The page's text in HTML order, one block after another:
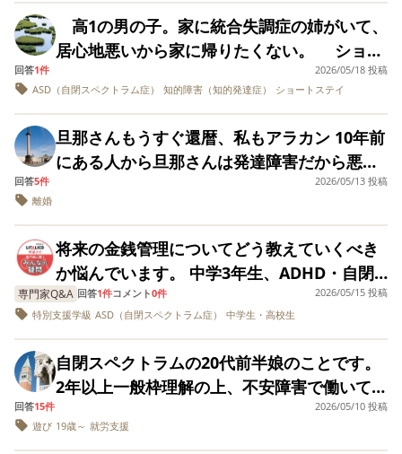
が許せば上記の感じのことを聞けたらと思っ
ていますが、ほかに確認すべきこと等ありま
すでしょうか？
ます。 現在大阪在住ですが、鉄道好きの本人
は、将来大阪鉄道専門学校に行くことが希望
のようで、それまでに高校に通う必要がある
ものの、何か好きな鉄道に絡んだ高校等ない
ませんでした。 この先どのように道を開いて
いけば良いか、行き詰まっています。 似たよ
うな境遇、経験をお持ちの方、或いはそうで
らっしゃれば、是非ご意見ください。よろし
くお願いします。
放置、エアコン電気付けっぱなし、家の鍵も
開けっぱなし状態です。 病院も一度は行って
ADHDの薬を飲みましたが直ぐに意味がな
い！と行って一年程は私だけ病院に通い、起
きる1時間前に薬を飲ませて（毎回喧嘩です）
いましたが疲れてやめました。 一生感謝もさ
れず喧嘩しながら面倒を見なくてはいけない
のでしょうか？ もう限界なんです。 高校卒業
してすぐ仕事を辞めてしまうことになるのは
確定です。 いわゆるグレーゾーンなので支援
センターなどで支援してもらえる程ではな
く、遅刻を繰り返すのでどうしたら良いのか
悩んでいます。 もう根気よく教えるなどの話
は散々してきましたし、数えきれないほど約
束を裏切られてきています。 皆様どう生活さ
れていますか？ 父親も同じタイプなので頼れ
ません。
で行っています。１年近くも動き続けてい
て、かなり疲弊しています。 支援機関（民
間）や保健師とも関係が悪化しました。自分
に悪い点はあると思いますが、相手側にも問
題があったと感じていますし、実際かなり不
快に感じた対応もありました。 また、相談支
援事業所には現在35ヶ所以上断られていま
やる」が大事なのは分かります。でも、親な
しの大人の当事者だと、これが普通なのでし
ょうか？ 全てに断られるのが当たり前なんで
しょうか。
高1の男の子。家に統合失調症の姉がいて、
居心地悪いから家に帰りたくない。 ショー
いますが、トラブルばかり起こします。 女
ってしまいました。 その結果、指導が入り
ました。 もう学校いきたくないと言い出して
と伝えなければいけない
回答1件
2026/05/18 投稿
ASD（自閉スペクトラム症）
知的障害（知的発達症） ショートステイ
旦那さんもうすぐ還暦、私もアラカン 10年前
にある人から旦那さんは発達障害だから悪気
は無く酷い事を口にするけど、本人は特に何
た あれから10年最近凄く症状が頻繁に出てボ
ケて来たのか？発達障害が酷くなったのか？
悩んでいるところです どうしたらいいでしょ
回答5件
2026/05/13 投稿
離婚
将来の金銭管理についてどう教えていくべき
か悩んでいます。 中学3年生、ADHD・自閉
スペクトラム症（ASD）、特別支援学級在
籍 将来の金銭管理についてどう教えていく
べきか悩んでいます。息子は衝動性が強く、
目先の欲しいものがあると後先考えずにお金
を使ってしまいます。先日も、スマホゲーム
で高額な課金をしてしまい、問い詰めると
専門家Q&A 回答1件コメント0件
2026/05/15 投稿
特別支援学級 ASD（自閉スペクトラム症） 中学生・高校生
自閉スペクトラムの20代前半娘のことです。
2年以上一般枠理解の上、不安障害で働いてい
ました。 長時間勤務もあり、体調も優れない
時もあり、 辞めることになりました。 辞めた
回答15件
2026/05/10 投稿
遊び 19歳～ 就労支援